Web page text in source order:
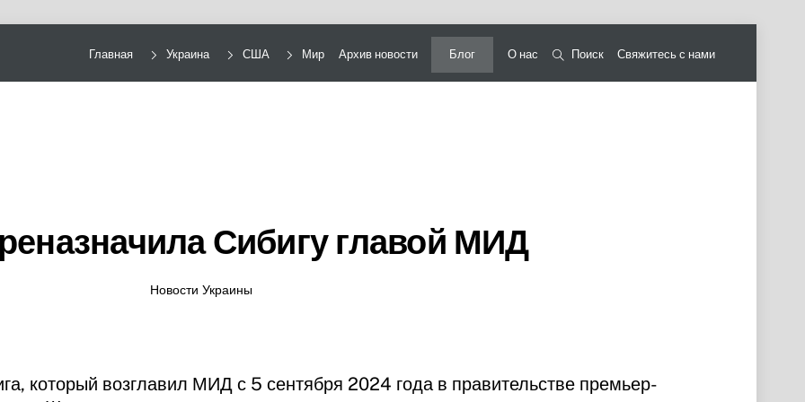
Главная Украина США Мир Архив новости Блог О нас Поиск Свяжитесь с нами
Сибигу главой МИД
Новости Украины
который возглавил МИД с 5 сентября 2024 года в правительстве премьер-